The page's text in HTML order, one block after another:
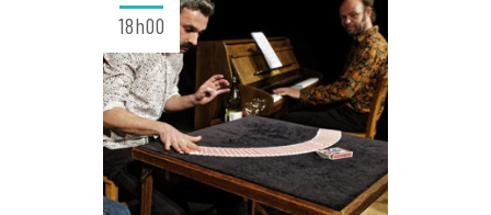
18h00